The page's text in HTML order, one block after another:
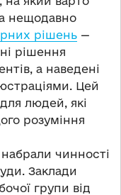
нещодавно
рішень —
рішення
а наведені
Цей
людей, які
розуміння
набрали чинності
Заклади
групи від